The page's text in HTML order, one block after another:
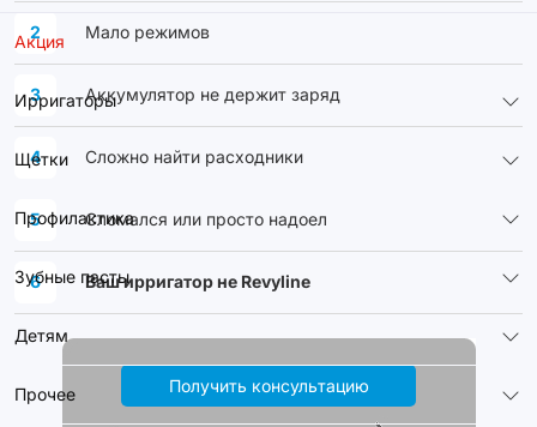
Акция
Ирригаторы
Щетки
Профилактика
Зубные пасты
Детям
Прочее
2 Мало режимов
3 Аккумулятор не держит заряд
4 Сложно найти расходники
5 Сломался или просто надоел
6 Ваш ирригатор не Revyline
Получить консультацию